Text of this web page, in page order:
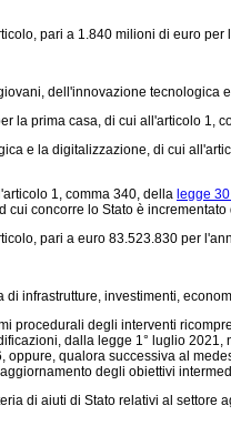
pari a 1.840 milioni di euro per
dell'innovazione
la prima casa, di cui all'articolo 1,
e la digitalizzazione, di cui
1, comma 340, della legge
cui concorre lo Stato è
pari a euro 83.523.830 per
di infrastrutture, investimenti,
procedurali degli interventi
dalla legge 1° luglio
oppure, qualora successiva al
degli obiettivi
di aiuti di Stato relativi al settore